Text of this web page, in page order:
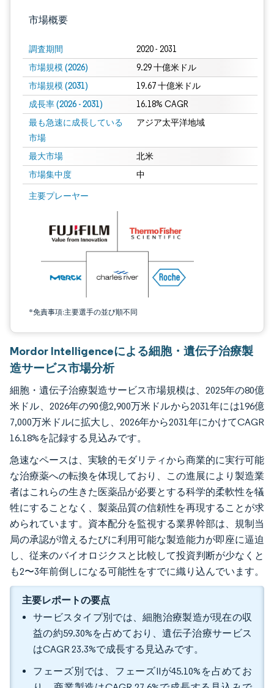
市場概要
調査期間 2020 - 2031
市場規模 (2026) 9.29 十億米ドル
市場規模 (2031) 19.67 十億米ドル
成長率 (2026 - 2031) 16.18% CAGR
最も急速に成長している
市場
アジア太平洋地域
最大市場 北米
市場集中度 中
主要プレーヤー
*免責事項:主要選手の並び順不同
画像 © Mordor Intelligence。再利用にはCC BY 4.0の表示が必要です。
Mordor Intelligenceによる細胞・遺伝子治療製
造サービス市場分析
細胞・遺伝子治療製造サービス市場規模は、2025年の80億
米ドル、2026年の90億2,900万米ドルから2031年には196億
7,000万米ドルに拡大し、2026年から2031年にかけてCAGR
16.18%を記録する見込みです。
急速なペースは、実験的モダリティから商業的に実行可能
な治療薬への転換を体現しており、この進展により製造業
者はこれらの生きた医薬品が必要とする科学的柔軟性を犠
牲にすることなく、製薬品質の信頼性を再現することが求
められています。資本配分を監視する業界幹部は、規制当
局の承認が増えるたびに利用可能な製造能力が即座に逼迫
し、従来のバイオロジクスと比較して投資判断が少なくと
も2〜3年前倒しになる可能性をすでに織り込んでいます。
主要レポートの要点
サービスタイプ別では、細胞治療製造が現在の収
益の約59.30%を占めており、遺伝子治療サービス
はCAGR 23.3%で成長する見込みです。
フェーズ別では、フェーズIIが45.10%を占めてお